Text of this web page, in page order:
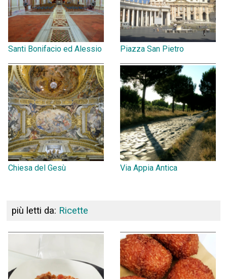
Santi Bonifacio ed Alessio Piazza San Pietro
Chiesa del Gesù Via Appia Antica
più letti da: Ricette